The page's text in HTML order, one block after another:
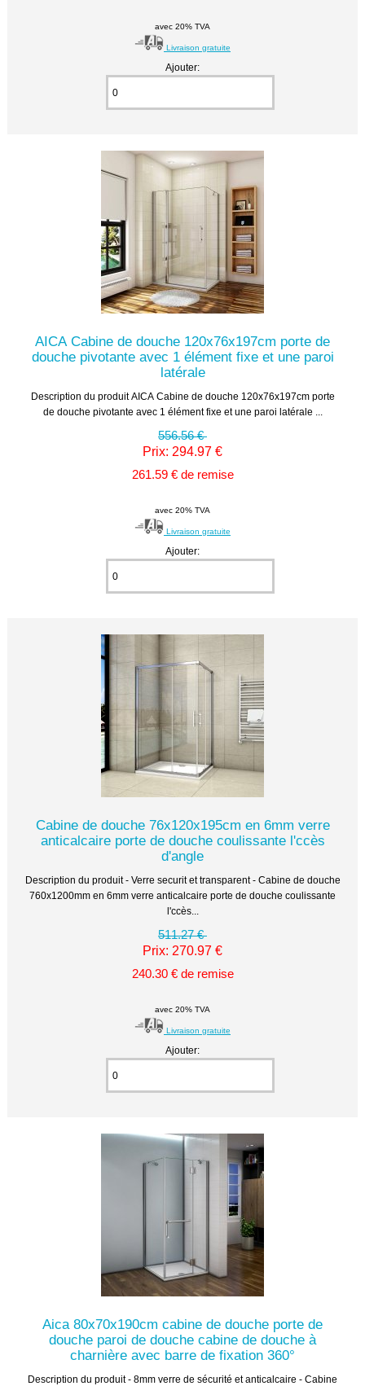
avec 20% TVA
Livraison gratuite
Ajouter:
AICA Cabine de douche 120x76x197cm porte de
douche pivotante avec 1 élément fixe et une paroi
latérale
Description du produit AICA Cabine de douche 120x76x197cm porte
de douche pivotante avec 1 élément fixe et une paroi latérale ...
556.56 €
Prix: 294.97 €
261.59 € de remise
avec 20% TVA
Livraison gratuite
Ajouter:
Cabine de douche 76x120x195cm en 6mm verre
anticalcaire porte de douche coulissante l'ccès
d'angle
Description du produit - Verre securit et transparent - Cabine de douche
760x1200mm en 6mm verre anticalcaire porte de douche coulissante
l'ccès...
511.27 €
Prix: 270.97 €
240.30 € de remise
avec 20% TVA
Livraison gratuite
Ajouter:
Aica 80x70x190cm cabine de douche porte de
douche paroi de douche cabine de douche à
charnière avec barre de fixation 360°
Description du produit - 8mm verre de sécurité et anticalcaire - Cabine